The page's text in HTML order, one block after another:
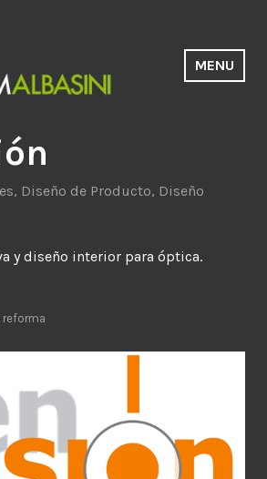
Albasini
MENU
, Diseño de Producto, Diseño
y diseño interior para óptica.
reforma